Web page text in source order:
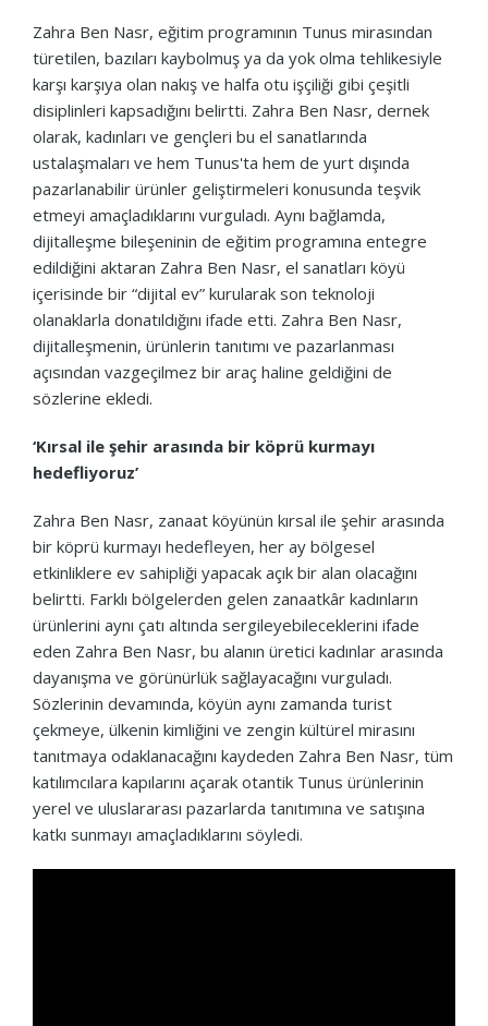
Zahra Ben Nasr, eğitim programının Tunus mirasından
türetilen, bazıları kaybolmuş ya da yok olma tehlikesiyle
karşı karşıya olan nakış ve halfa otu işçiliği gibi çeşitli
disiplinleri kapsadığını belirtti. Zahra Ben Nasr, dernek
olarak, kadınları ve gençleri bu el sanatlarında
ustalaşmaları ve hem Tunus'ta hem de yurt dışında
pazarlanabilir ürünler geliştirmeleri konusunda teşvik
etmeyi amaçladıklarını vurguladı. Aynı bağlamda,
dijitalleşme bileşeninin de eğitim programına entegre
edildiğini aktaran Zahra Ben Nasr, el sanatları köyü
içerisinde bir “dijital ev” kurularak son teknoloji
olanaklarla donatıldığını ifade etti. Zahra Ben Nasr,
dijitalleşmenin, ürünlerin tanıtımı ve pazarlanması
açısından vazgeçilmez bir araç haline geldiğini de
sözlerine ekledi.
‘Kırsal ile şehir arasında bir köprü kurmayı
hedefliyoruz’
Zahra Ben Nasr, zanaat köyünün kırsal ile şehir arasında
bir köprü kurmayı hedefleyen, her ay bölgesel
etkinliklere ev sahipliği yapacak açık bir alan olacağını
belirtti. Farklı bölgelerden gelen zanaatkâr kadınların
ürünlerini aynı çatı altında sergileyebileceklerini ifade
eden Zahra Ben Nasr, bu alanın üretici kadınlar arasında
dayanışma ve görünürlük sağlayacağını vurguladı.
Sözlerinin devamında, köyün aynı zamanda turist
çekmeye, ülkenin kimliğini ve zengin kültürel mirasını
tanıtmaya odaklanacağını kaydeden Zahra Ben Nasr, tüm
katılımcılara kapılarını açarak otantik Tunus ürünlerinin
yerel ve uluslararası pazarlarda tanıtımına ve satışına
katkı sunmayı amaçladıklarını söyledi.